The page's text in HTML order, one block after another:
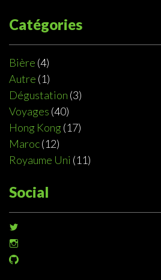
Catégories
Bière (4)
Autre (1)
Dégustation (3)
Voyages (40)
Hong Kong (17)
Maroc(12)
Royaume Uni (11)
Social
de
@sophiedeziel
profil
Voir